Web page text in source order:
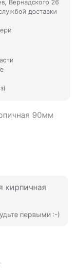
Вернадского 26
доставки
90мм
кирпичная
первыми :-)